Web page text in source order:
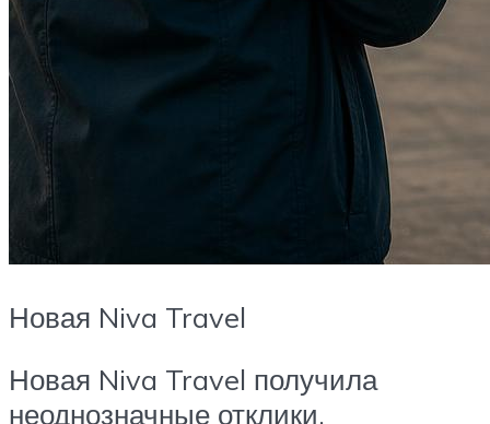
Новая Niva Travel
Новая Niva Travel получила
неоднозначные отклики.